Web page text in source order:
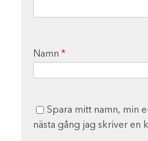
Namn *
Spara mitt namn, min
nästa gång jag skriver en